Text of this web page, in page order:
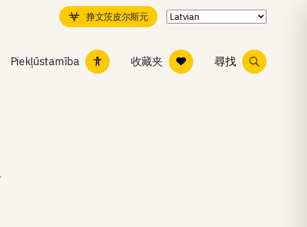
挣文茨皮尔斯元
Piekļūstamība 收藏夹 尋找